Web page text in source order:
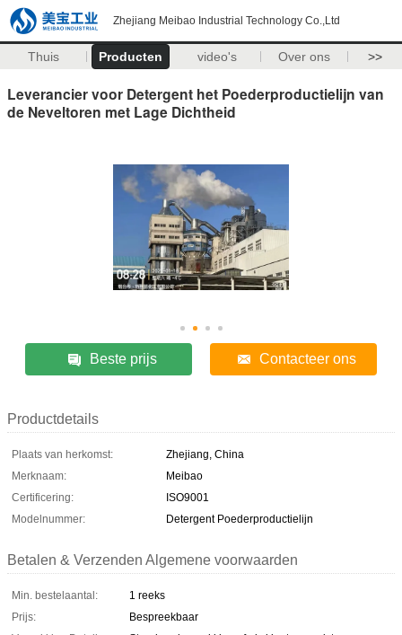
Zhejiang Meibao Industrial Technology Co.,Ltd
Thuis Producten video's Over ons >>
Leverancier voor Detergent het Poederproductielijn van
de Neveltoren met Lage Dichtheid
Beste prijs Contacteer ons
Productdetails
Plaats van herkomst:
Zhejiang, China
Merknaam:
Meibao
Certificering:
ISO9001
Modelnummer:
Detergent Poederproductielijn
Betalen & Verzenden Algemene voorwaarden
Min. bestelaantal:
1 reeks
Prijs:
Bespreekbaar